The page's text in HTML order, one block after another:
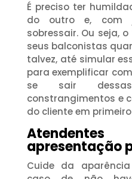
É preciso ter
do outro e, com
sobressair. Ou seja,
seus balconistas
talvez, até simular
para exemplificar
se sair
constrangimentos e
do cliente em
apresentação
Cuide da